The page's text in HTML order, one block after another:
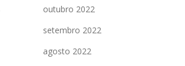
outubro 2022
setembro 2022
agosto 2022